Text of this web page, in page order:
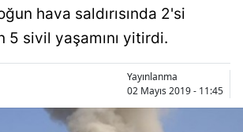
Aydın
Bingöl
hava saldırısında 2'si
5 sivil yaşamını yitirdi.
Yayınlanma
02 Mayıs 2019 - 11:45